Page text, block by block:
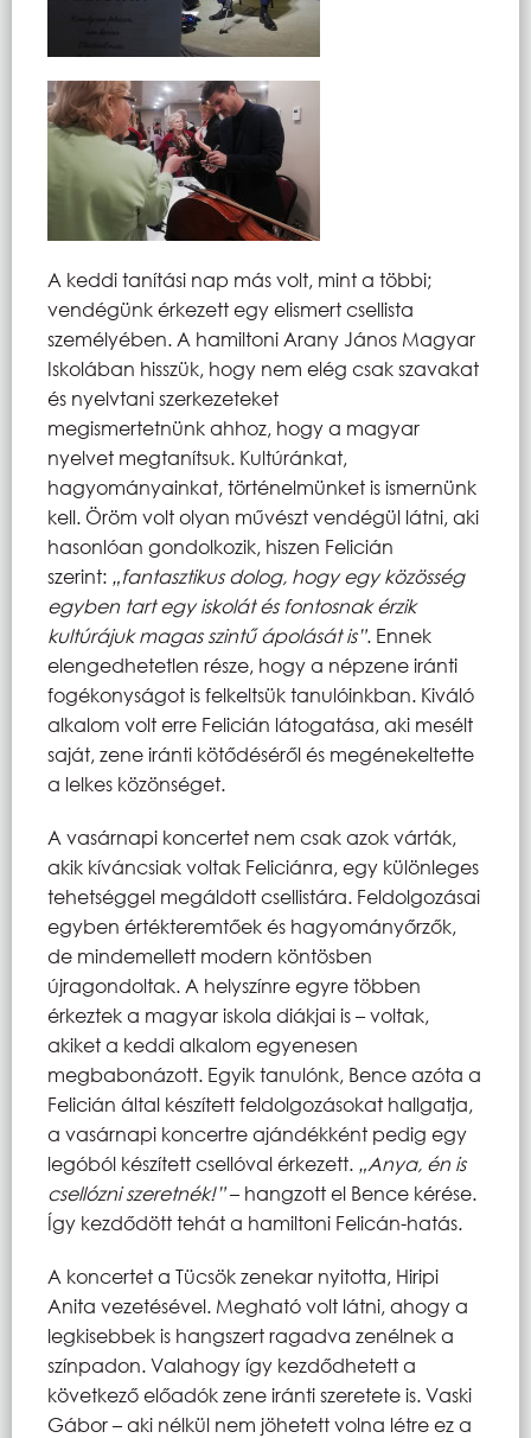
A keddi tanítási nap más volt, mint a többi;
vendégünk érkezett egy elismert csellista
személyében. A hamiltoni Arany János Magyar
Iskolában hisszük, hogy nem elég csak szavakat
és nyelvtani szerkezeteket
megismertetnünk ahhoz, hogy a magyar
nyelvet megtanítsuk. Kultúránkat,
hagyományainkat, történelmünket is ismernünk
kell. Öröm volt olyan művészt vendégül látni, aki
hasonlóan gondolkozik, hiszen Felicián
szerint: „fantasztikus dolog, hogy egy közösség
egyben tart egy iskolát és fontosnak érzik
kultúrájuk magas szintű ápolását is”. Ennek
elengedhetetlen része, hogy a népzene iránti
fogékonyságot is felkeltsük tanulóinkban. Kiváló
alkalom volt erre Felicián látogatása, aki mesélt
saját, zene iránti kötődéséről és megénekeltette
a lelkes közönséget.
A vasárnapi koncertet nem csak azok várták,
akik kíváncsiak voltak Feliciánra, egy különleges
tehetséggel megáldott csellistára. Feldolgozásai
egyben értékteremtőek és hagyományőrzők,
de mindemellett modern köntösben
újragondoltak. A helyszínre egyre többen
érkeztek a magyar iskola diákjai is – voltak,
akiket a keddi alkalom egyenesen
megbabonázott. Egyik tanulónk, Bence azóta a
Felicián által készített feldolgozásokat hallgatja,
a vasárnapi koncertre ajándékként pedig egy
legóból készített csellóval érkezett. „Anya, én is
csellózni szeretnék!”– hangzott el Bence kérése.
Így kezdődött tehát a hamiltoni Felicán-hatás.
A koncertet a Tücsök zenekar nyitotta, Hiripi
Anita vezetésével. Megható volt látni, ahogy a
legkisebbek is hangszert ragadva zenélnek a
színpadon. Valahogy így kezdődhetett a
következő előadók zene iránti szeretete is. Vaski
Gábor – aki nélkül nem jöhetett volna létre ez a